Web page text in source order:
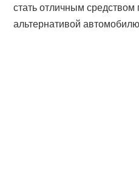
стать отличным
альтернативой